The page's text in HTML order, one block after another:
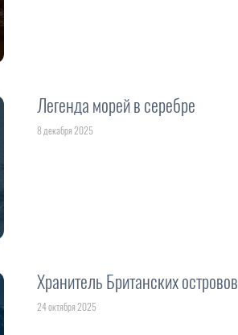
Легенда морей в серебре
8 декабря 2025
Хранитель Британских островов
24 октября 2025